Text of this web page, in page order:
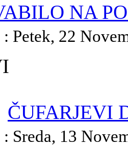
NA
Petek, 22
ČUFARJEVI
Sreda, 13